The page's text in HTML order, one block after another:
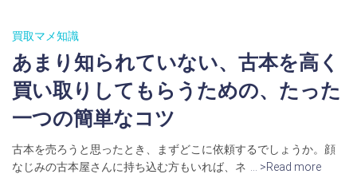
買取マメ知識
あまり知られていない、古本を高く
買い取りしてもらうための、たった
一つの簡単なコツ
古本を売ろうと思ったとき、まずどこに依頼するでしょうか。顔
なじみの古本屋さんに持ち込む方もいれば、ネ
… >Read more